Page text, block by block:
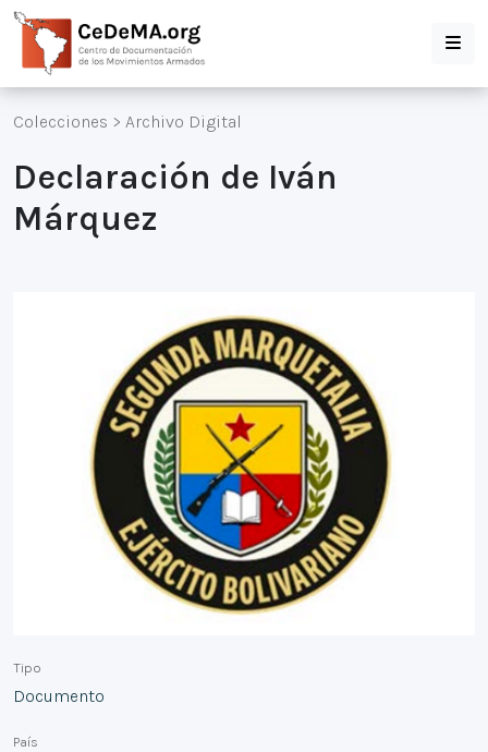
Colecciones > Archivo Digital
Declaración de Iván
Márquez
Tipo
Documento
País